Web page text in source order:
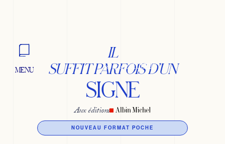
MENU
revenir àACCUEIL
IL
SUFFIT PARFOIS D’UN
SIGNE
Aux éditions
NOUVEAU FORMAT POCHE